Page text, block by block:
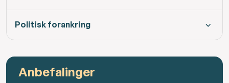
Politisk forankring
Anbefalinger